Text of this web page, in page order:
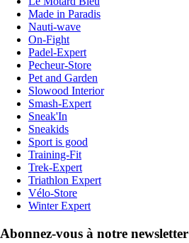
Made in Paradis
Nauti-wave
On-Fight
Padel-Expert
Pecheur-Store
Pet and Garden
Slowood Interior
Smash-Expert
Sneak'In
Sneakids
Sport is good
Training-Fit
Trek-Expert
Triathlon Expert
Vélo-Store
Winter Expert
Abonnez-vous à notre newsletter